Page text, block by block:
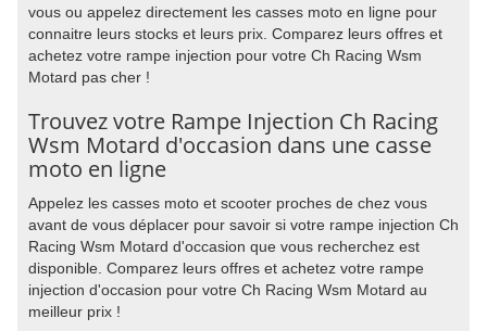
vous ou appelez directement les casses moto en ligne pour
connaitre leurs stocks et leurs prix. Comparez leurs offres et
achetez votre rampe injection pour votre Ch Racing Wsm
Motard pas cher !
Trouvez votre Rampe Injection Ch Racing
Wsm Motard d'occasion dans une casse
moto en ligne
Appelez les casses moto et scooter proches de chez vous
avant de vous déplacer pour savoir si votre rampe injection Ch
Racing Wsm Motard d'occasion que vous recherchez est
disponible. Comparez leurs offres et achetez votre rampe
injection d'occasion pour votre Ch Racing Wsm Motard au
meilleur prix !